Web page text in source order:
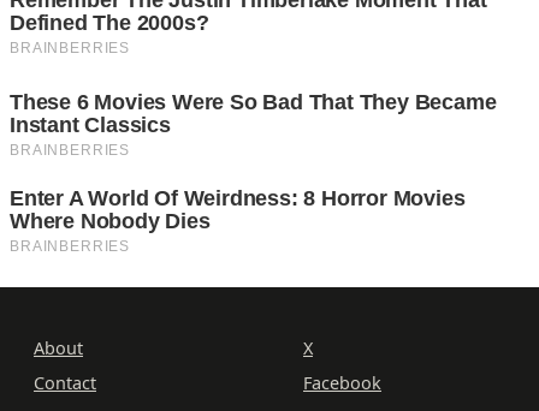
About
Contact
X
Facebook